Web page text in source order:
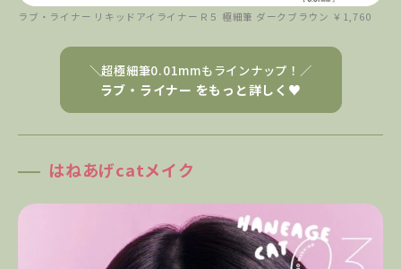
ラブ・ライナー リキッドアイライナーＲ５ 極細筆 ダークブラウン ￥1,760
＼超極細筆0.01mmもラインナップ！／
ラブ・ライナー をもっと詳しく♥
はねあげcatメイク